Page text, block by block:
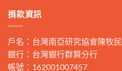
捐款資訊
戶名：台灣南亞研究協會陳牧民
銀行：台灣銀行群賢分行
帳號：162001007457